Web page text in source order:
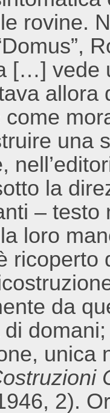
rovine.
[…] vede
una
la
–
loro
ricoperto
da
di
unica
2).